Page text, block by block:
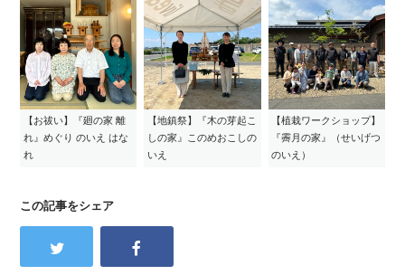
【お祓い】『廻の家 離
れ』めぐり のいえ はな
れ
【地鎮祭】『木の芽起こ
しの家』このめおこしの
いえ
【植栽ワークショップ】
『霽月の家』（せいげつ
のいえ）
この記事をシェア